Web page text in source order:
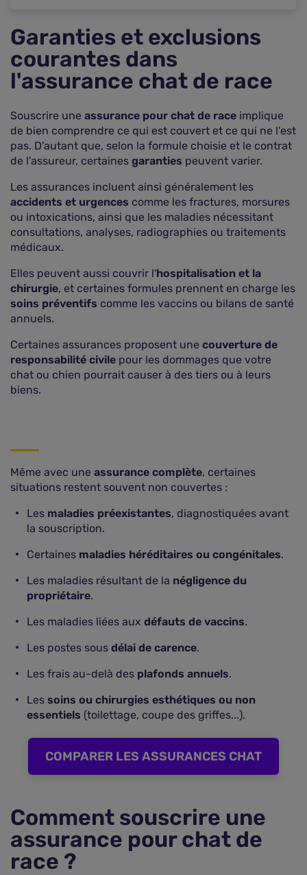
Garanties et exclusions
courantes dans
l'assurance chat de race
Souscrire une assurance pour chat de race implique
de bien comprendre ce qui est couvert et ce qui ne l'est
pas. D'autant que, selon la formule choisie et le contrat
de l'assureur, certaines garanties peuvent varier.
Les assurances incluent ainsi généralement les
accidents et urgences comme les fractures, morsures
ou intoxications, ainsi que les maladies nécessitant
consultations, analyses, radiographies ou traitements
médicaux.
Elles peuvent aussi couvrir l'hospitalisation et la
chirurgie, et certaines formules prennent en charge les
soins préventifs comme les vaccins ou bilans de santé
annuels.
Certaines assurances proposent une couverture de
responsabilité civile pour les dommages que votre
chat ou chien pourrait causer à des tiers ou à leurs
biens.
Même avec une assurance complète, certaines
situations restent souvent non couvertes :
Les maladies préexistantes, diagnostiquées avant
la souscription.
Certaines maladies héréditaires ou congénitales.
Les maladies résultant de la négligence du
propriétaire.
Les maladies liées aux défauts de vaccins.
Les postes sous délai de carence.
Les frais au-delà des plafonds annuels.
Les soins ou chirurgies esthétiques ou non
essentiels (toilettage, coupe des griffes...).
COMPARER LES ASSURANCES CHAT
Comment souscrire une
assurance pour chat de
race ?